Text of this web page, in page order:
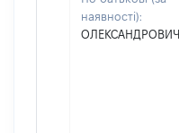
наявності):
ОЛЕКСАНДРОВИЧ